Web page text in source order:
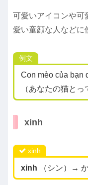
可愛いアイコンや可
愛い童顔な人などに
例文
Con mèo của bạn
（あなたの猫とっ
xinh
xinh
xinh （シン）→